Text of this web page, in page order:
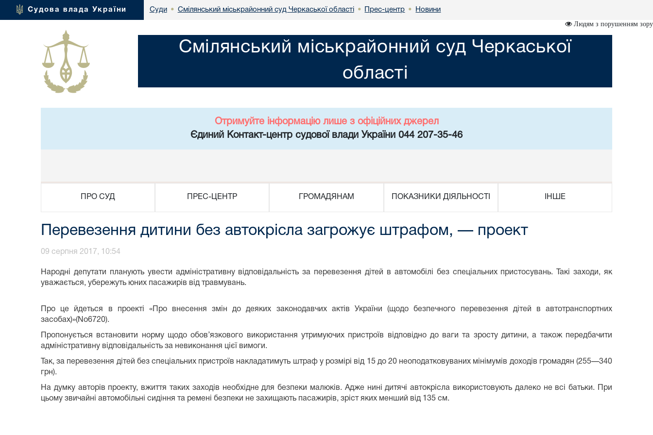
Судова влада України Суди • Смілянський міськрайонний суд Черкаської області • Прес-центр • Новини
Людям з порушенням зору
Смілянський міськрайонний суд Черкаської
області
Отримуйте інформацію лише з офіційних джерел
Єдиний Контакт-центр судової влади України 044 207-35-46
ПРО СУД ПРЕС-ЦЕНТР ГРОМАДЯНАМ ПОКАЗНИКИ ДІЯЛЬНОСТІ ІНШЕ
Перевезення дитини без автокрісла загрожує штрафом, — проект
09 серпня 2017, 10:54
Народні депутати планують увести адміністративну відповідальність за перевезення дітей в автомобілі без спеціальних пристосувань. Такі заходи, як
уважається, убережуть юних пасажирів від травмувань.
Про це йдеться в проекті «Про внесення змін до деяких законодавчих актів України (щодо безпечного перевезення дітей в автотранспортних
засобах)»(No6720).
Пропонується встановити норму щодо обов’язкового використання утримуючих пристроїв відповідно до ваги та зросту дитини, а також передбачити
адміністративну відповідальність за невиконання цієї вимоги.
Так, за перевезення дітей без спеціальних пристроїв накладатимуть штраф у розмірі від 15 до 20 неоподатковуваних мінімумів доходів громадян (255—340
грн).
На думку авторів проекту, вжиття таких заходів необхідне для безпеки малюків. Адже нині дитячі автокрісла використовують далеко не всі батьки. При
цьому звичайні автомобільні сидіння та ремені безпеки не захищають пасажирів, зріст яких менший від 135 см.